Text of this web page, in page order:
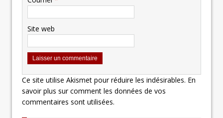
Site web
Ce site utilise Akismet pour réduire les indésirables. En
savoir plus sur comment les données de vos
commentaires sont utilisées.